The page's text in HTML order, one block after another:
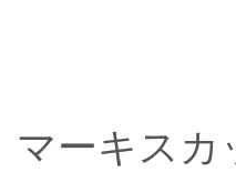
マーキスカ